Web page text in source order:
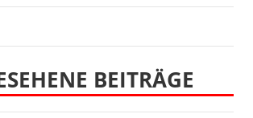
BEITRÄGE